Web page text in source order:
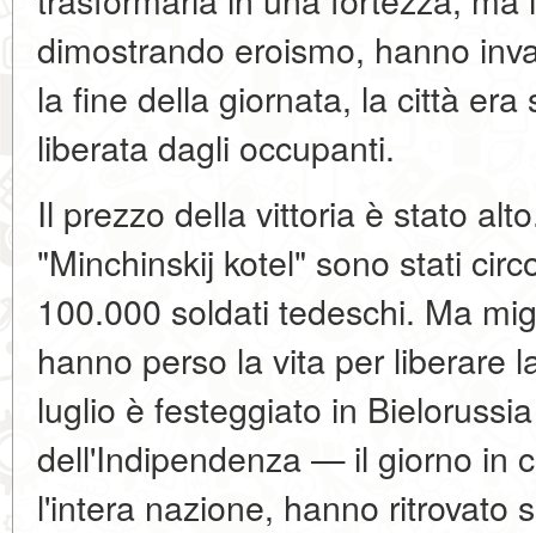
dimostrando eroismo, hanno
la fine della giornata, la città
liberata dagli occupanti.
Il prezzo della vittoria è stato
"Minchinskij kotel" sono stati
100.000 soldati tedeschi. Ma
hanno perso la vita per liberare
luglio è festeggiato in
dell'Indipendenza — il giorno in
l'intera nazione, hanno ritrovato